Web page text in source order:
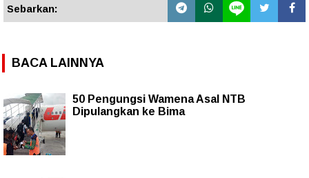
Sebarkan:
BACA LAINNYA
50 Pengungsi Wamena Asal NTB
Dipulangkan ke Bima